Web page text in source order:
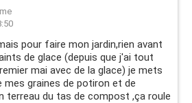
pour faire mon jardin,rien avant
de glace (depuis que j'ai tout
mai avec de la glace) je mets
mes graines de potiron et de
terreau du tas de compost ,ça roule